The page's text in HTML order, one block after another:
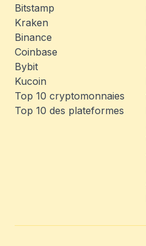
Bitstamp
Kraken
Binance
Coinbase
Bybit
Kucoin
Top 10 cryptomonnaies
Top 10 des plateformes